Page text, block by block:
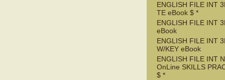
ENGLISH FILE INT
TE eBook $ *
ENGLISH FILE INT
eBook
ENGLISH FILE INT
W/KEY eBook
ENGLISH FILE INT
OnLine SKILLS
$ *